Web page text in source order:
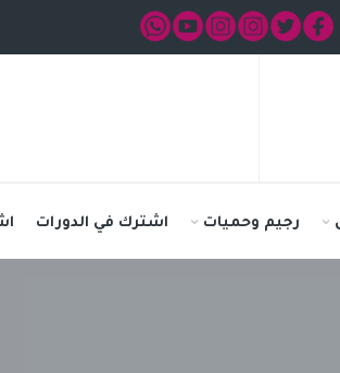
رجيم وحميات اشترك في الدورات